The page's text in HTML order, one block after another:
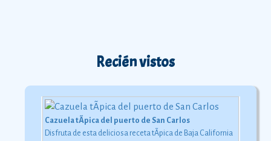
Recién vistos
Chiles en nogada
Este platillo es motivo de orgullo para los habitantes del